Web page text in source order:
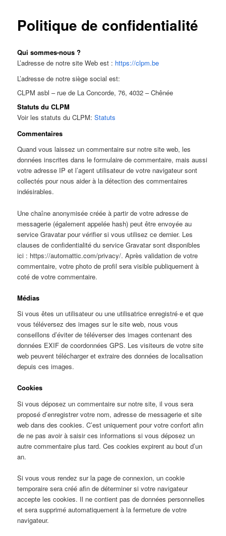
Politique de confidentialité
Qui sommes-nous ?
L’adresse de notre site Web est : https://clpm.be
L’adresse de notre siège social est:
CLPM asbl – rue de La Concorde, 76, 4032 – Chênée
Statuts du CLPM
Voir les statuts du CLPM:Statuts
Commentaires
Quand vous laissez un commentaire sur notre site web, les
données inscrites dans le formulaire de commentaire, mais aussi
votre adresse IP et l’agent utilisateur de votre navigateur sont
collectés pour nous aider à la détection des commentaires
indésirables.
Une chaîne anonymisée créée à partir de votre adresse de
messagerie (également appelée hash) peut être envoyée au
service Gravatar pour vérifier si vous utilisez ce dernier. Les
clauses de confidentialité du service Gravatar sont disponibles
ici : https://automattic.com/privacy/. Après validation de votre
commentaire, votre photo de profil sera visible publiquement à
coté de votre commentaire.
Médias
Si vous êtes un utilisateur ou une utilisatrice enregistré·e et que
vous téléversez des images sur le site web, nous vous
conseillons d’éviter de téléverser des images contenant des
données EXIF de coordonnées GPS. Les visiteurs de votre site
web peuvent télécharger et extraire des données de localisation
depuis ces images.
Cookies
Si vous déposez un commentaire sur notre site, il vous sera
proposé d’enregistrer votre nom, adresse de messagerie et site
web dans des cookies. C’est uniquement pour votre confort afin
de ne pas avoir à saisir ces informations si vous déposez un
autre commentaire plus tard. Ces cookies expirent au bout d’un
an.
Si vous vous rendez sur la page de connexion, un cookie
temporaire sera créé afin de déterminer si votre navigateur
accepte les cookies. Il ne contient pas de données personnelles
et sera supprimé automatiquement à la fermeture de votre
navigateur.